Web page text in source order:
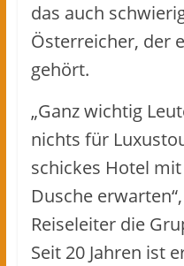
das auch
Österreicher, der
gehört.
„Ganz wichtig
nichts für
schickes Hotel
Dusche
Reiseleiter die
Seit 20 Jahren ist